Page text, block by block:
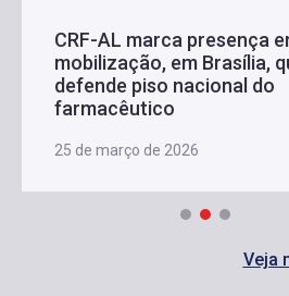
CRF-AL marca presença
mobilização, em Brasília,
defende piso nacional do
farmacêutico
25 de março de 2026
Veja